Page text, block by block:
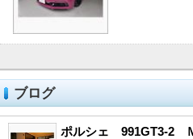
ブログ
ポルシェ 991GT3-2